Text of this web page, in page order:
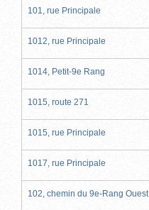
101, rue Principale
1012, rue Principale
1014, Petit-9e Rang
1015, route 271
1015, rue Principale
1017, rue Principale
102, chemin du 9e-Rang Ouest